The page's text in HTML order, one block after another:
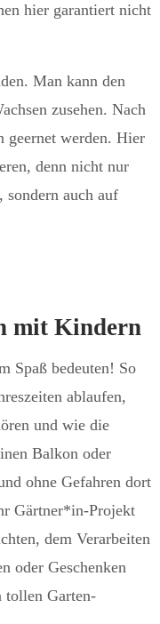
hier garantiert nicht
Man kann den
zusehen. Nach
geernet werden. Hier
denn nicht nur
sondern auch auf
mit Kindern
Spaß bedeuten! So
ablaufen,
und wie die
Balkon oder
ohne Gefahren dort
Gärtner*in-Projekt
dem Verarbeiten
oder Geschenken
tollen Garten-